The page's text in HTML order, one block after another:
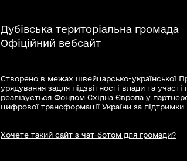
Дубівська територіальна громада
Офіційний вебсайт
Створено в межах швейцарсько-української
урядування задля підзвітності влади та
реалізується Фондом Східна Європа у
цифрової трансформації України за підтримки
Хочете такий сайт з чат-ботом для громади?